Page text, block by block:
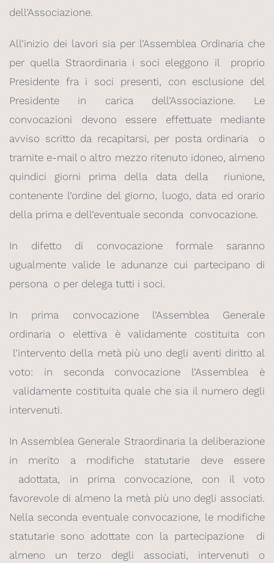
dell’Associazione.
All’inizio dei lavori sia per l’Assemblea Ordinaria che
per quella Straordinaria i soci eleggono il proprio
Presidente fra i soci presenti, con esclusione del
Presidente in carica dell’Associazione. Le
convocazioni devono essere effettuate mediante
avviso scritto da recapitarsi, per posta ordinaria o
tramite e-mail o altro mezzo ritenuto idoneo, almeno
quindici giorni prima della data della riunione,
contenente l’ordine del giorno, luogo, data ed orario
della prima e dell’eventuale seconda convocazione.
In difetto di convocazione formale saranno
ugualmente valide le adunanze cui partecipano di
persona o per delega tutti i soci.
In prima convocazione l’Assemblea Generale
ordinaria o elettiva è validamente costituita con
l’intervento della metà più uno degli aventi diritto al
voto: in seconda convocazione l’Assemblea è
validamente costituita quale che sia il numero degli
intervenuti.
In Assemblea Generale Straordinaria la deliberazione
in merito a modifiche statutarie deve essere
adottata, in prima convocazione, con il voto
favorevole di almeno la metà più uno degli associati.
Nella seconda eventuale convocazione, le modifiche
statutarie sono adottate con la partecipazione di
almeno un terzo degli associati, intervenuti o